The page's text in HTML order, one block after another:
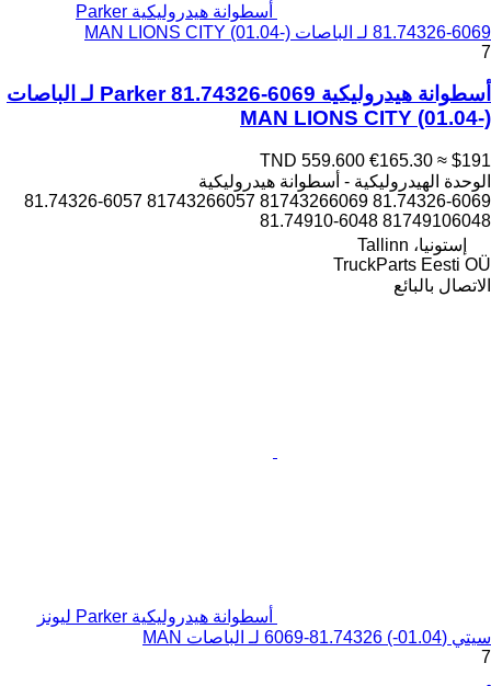
أسطوانة هيدروليكية Parker
81.74326-6069 لـ الباصات MAN LIONS CITY (01.04-)
7
أسطوانة هيدروليكية Parker 81.74326-6069 لـ الباصات
MAN LIONS CITY (01.04-)
TND 559.600 €165.30 ≈ $191
الوحدة الهيدروليكية - أسطوانة هيدروليكية
81.74326-6069 81743266069 81743266057 81.74326-6057
81749106048 81.74910-6048
إستونيا، Tallinn
TruckParts Eesti OÜ
الاتصال بالبائع
أسطوانة هيدروليكية Parker ليونز
سيتي (01.04-) 81.74326-6069 لـ الباصات MAN
7